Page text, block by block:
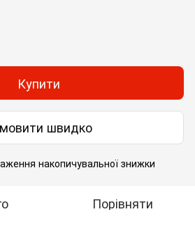
Купити
швидко
накопичувальної знижки
Порівняти